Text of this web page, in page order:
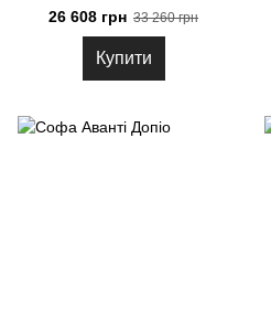
26 608 грн 33 260 грн
Купити